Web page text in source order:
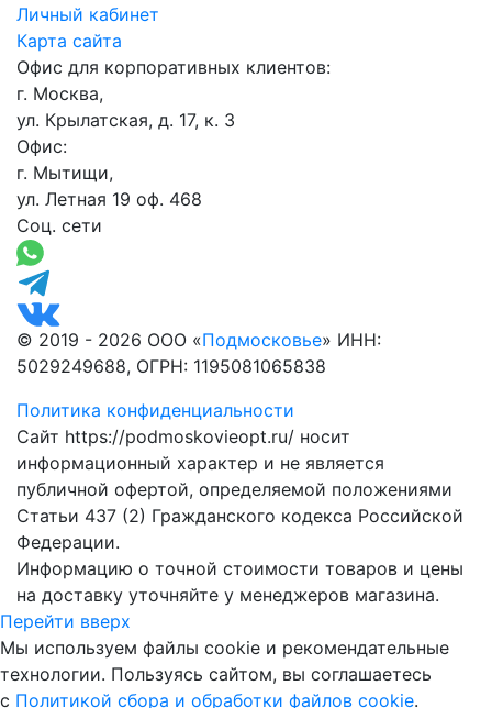
Личный кабинет
Карта сайта
Офис для корпоративных клиентов:
г. Москва,
ул. Крылатская, д. 17, к. 3
Офис:
г. Мытищи,
ул. Летная 19 оф. 468
Соц. сети
© 2019 - 2026 ООО «Подмосковье» ИНН:
5029249688, ОГРН: 1195081065838
Политика конфиденциальности
Сайт https://podmoskovieopt.ru/ носит
информационный характер и не является
публичной офертой, определяемой положениями
Статьи 437 (2) Гражданского кодекса Российской
Федерации.
Информацию о точной стоимости товаров и цены
на доставку уточняйте у менеджеров магазина.
Перейти вверх
Мы используем файлы cookie и рекомендательные
технологии. Пользуясь сайтом, вы соглашаетесь
с Политикой сбора и обработки файлов cookie.